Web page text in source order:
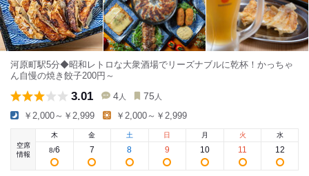
河原町駅5分◆昭和レトロな大衆酒場でリーズナブルに乾杯！かっちゃ
ん自慢の焼き餃子200円～
3.01 4 人 75 人
￥2,000～￥2,999 ￥2,000～￥2,999
空席
情報
木
8/6
金
7
土
8
日
9
月
10
火
11
水
12